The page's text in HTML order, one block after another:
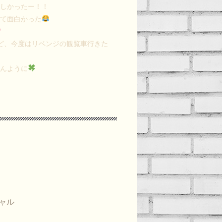
かったー！！
面白かった
今度はリベンジの観覧車行きた
ように
ル